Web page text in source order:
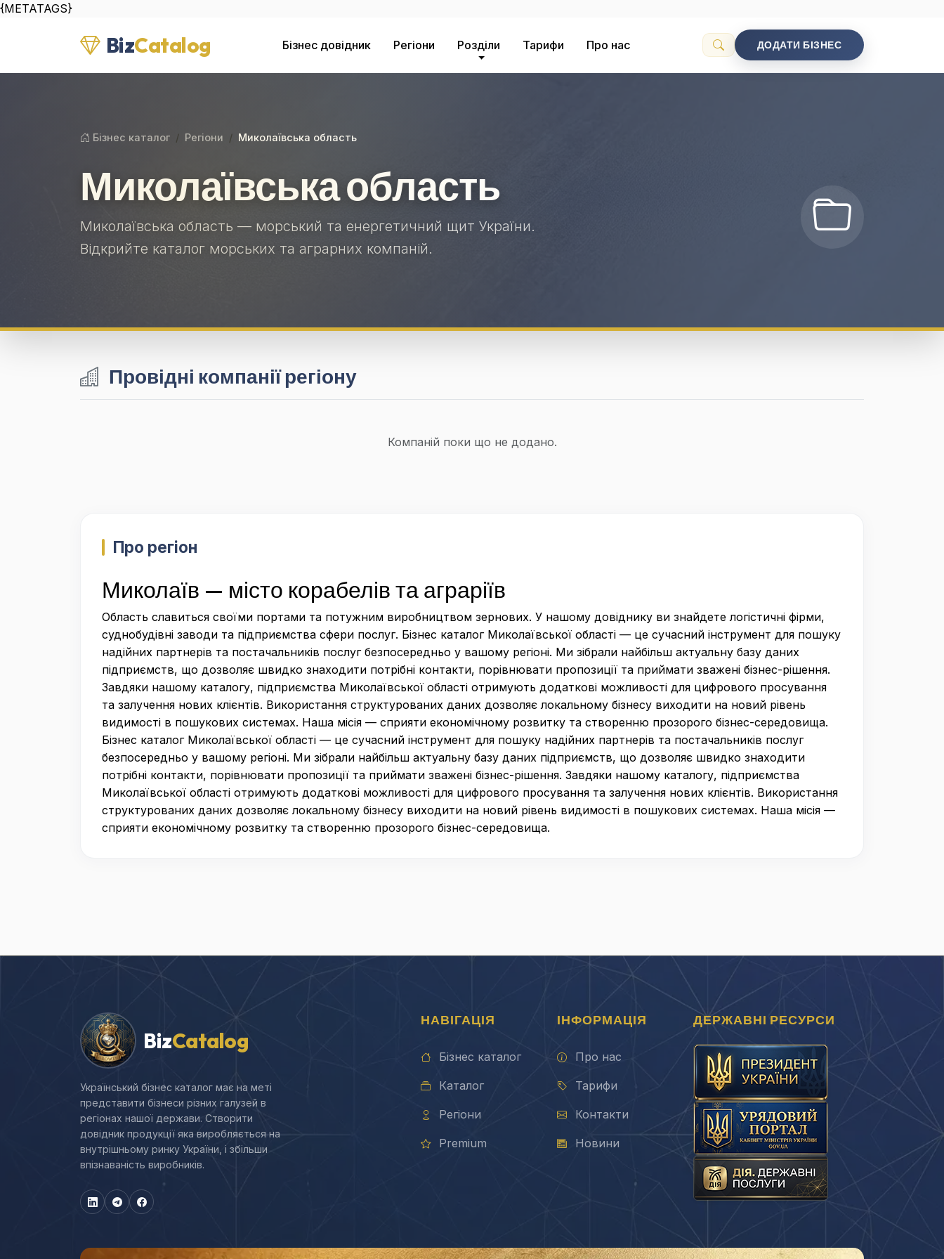
{METATAGS}
BizCatalog Бізнес довідник Регіони Розділи Тарифи Про нас ДОДАТИ БІЗНЕС
Бізнес каталог Регіони Миколаївська область
Миколаївська область
Миколаївська область — морський та енергетичний щит України.
Відкрийте каталог морських та аграрних компаній.
Провідні компанії регіону
Компаній поки що не додано.
Про регіон
Миколаїв — місто корабелів та аграріїв
Область славиться своїми портами та потужним виробництвом зернових. У нашому довіднику ви знайдете логістичні фірми,
суднобудівні заводи та підприємства сфери послуг. Бізнес каталог Миколаївської області — це сучасний інструмент для пошуку
надійних партнерів та постачальників послуг безпосередньо у вашому регіоні. Ми зібрали найбільш актуальну базу даних
підприємств, що дозволяє швидко знаходити потрібні контакти, порівнювати пропозиції та приймати зважені бізнес-рішення.
Завдяки нашому каталогу, підприємства Миколаївської області отримують додаткові можливості для цифрового просування
та залучення нових клієнтів. Використання структурованих даних дозволяє локальному бізнесу виходити на новий рівень
видимості в пошукових системах. Наша місія — сприяти економічному розвитку та створенню прозорого бізнес-середовища.
Бізнес каталог Миколаївської області — це сучасний інструмент для пошуку надійних партнерів та постачальників послуг
безпосередньо у вашому регіоні. Ми зібрали найбільш актуальну базу даних підприємств, що дозволяє швидко знаходити
потрібні контакти, порівнювати пропозиції та приймати зважені бізнес-рішення. Завдяки нашому каталогу, підприємства
Миколаївської області отримують додаткові можливості для цифрового просування та залучення нових клієнтів. Використання
структурованих даних дозволяє локальному бізнесу виходити на новий рівень видимості в пошукових системах. Наша місія —
сприяти економічному розвитку та створенню прозорого бізнес-середовища.
BizCatalog
Український бізнес каталог має на меті
представити бізнеси різних галузей в
регіонах нашої держави. Створити
довідник продукції яка виробляється на
внутрішньому ринку України, і збільши
впізнаваність виробників.
НАВІГАЦІЯ
Бізнес каталог
Каталог
Регіони
Premium
ІНФОРМАЦІЯ
Про нас
Тарифи
Контакти
Новини
ДЕРЖАВНІ РЕСУРСИ